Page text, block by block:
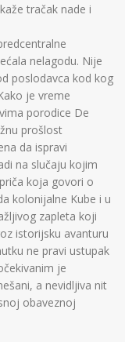
tračak nade i
nelagodu. Nije
poslodavca kod kog
je vreme
porodice De
prošlost
da ispravi
na slučaju kojim
koja govori o
kolonijalne Kube i u
zapleta koji
istorijsku avanturu
ne pravi ustupak
je
a nevidljiva nit
obaveznoj